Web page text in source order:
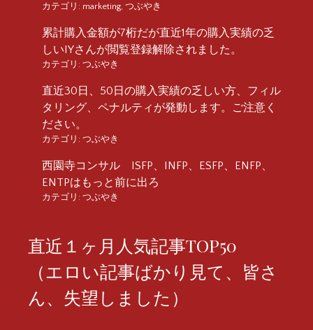
カテゴリ: marketing, つぶやき
累計購入金額が7桁だが直近1年の購入実績の乏
しいIYさんが閲覧登録解除されました。
カテゴリ: つぶやき
直近30日、50日の購入実績の乏しい方、フィル
タリング、ペナルティが発動します。ご注意く
ださい。
カテゴリ: つぶやき
西園寺コンサル ISFP、INFP、ESFP、ENFP、
ENTPはもっと前に出ろ
カテゴリ: つぶやき
直近１ヶ月人気記事TOP50
（エロい記事ばかり見て、皆さ
ん、失望しました）